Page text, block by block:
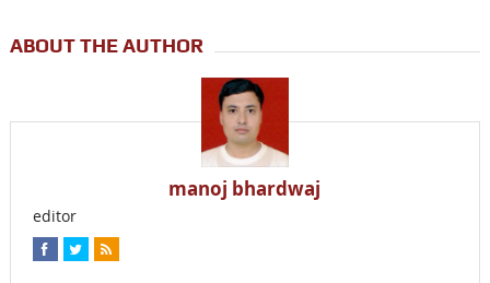
ABOUT THE AUTHOR
manoj bhardwaj
editor